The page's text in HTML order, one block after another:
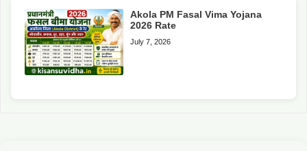
Akola PM Fasal Vima Yojana
2026 Rate
July 7, 2026